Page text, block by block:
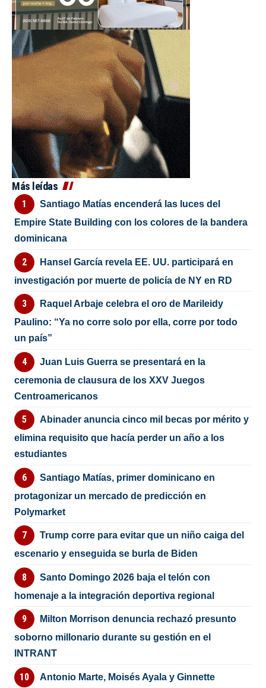
Más leídas
Santiago Matías encenderá las luces del
Empire State Building con los colores de la bandera
dominicana
Hansel García revela EE. UU. participará en
investigación por muerte de policía de NY en RD
Raquel Arbaje celebra el oro de Marileidy
Paulino: “Ya no corre solo por ella, corre por todo
un país”
Juan Luis Guerra se presentará en la
ceremonia de clausura de los XXV Juegos
Centroamericanos
Abinader anuncia cinco mil becas por mérito y
elimina requisito que hacía perder un año a los
estudiantes
Santiago Matías, primer dominicano en
protagonizar un mercado de predicción en
Polymarket
Trump corre para evitar que un niño caiga del
escenario y enseguida se burla de Biden
Santo Domingo 2026 baja el telón con
homenaje a la integración deportiva regional
Milton Morrison denuncia rechazó presunto
soborno millonario durante su gestión en el
INTRANT
Antonio Marte, Moisés Ayala y Ginnette